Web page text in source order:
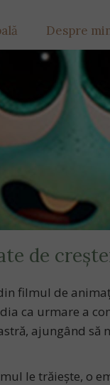
Despre
de
filmul de
ca urmare a
ajungând să
le trăiește, o